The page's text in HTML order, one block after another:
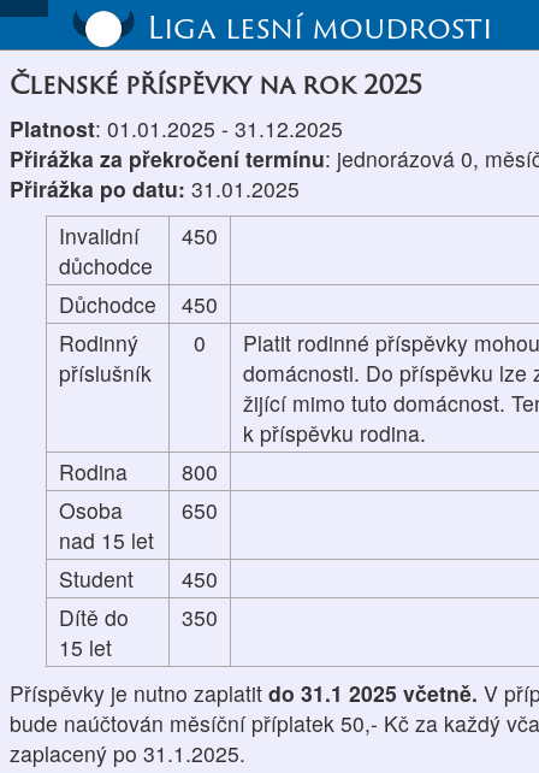
Liga lesní moudrosti
Členské příspěvky na rok 2025
Platnost: 01.01.2025 - 31.12.2025
Přirážka za překročení termínu: jednorázová 0,
Přirážka po datu: 31.01.2025
Invalidní
důchodce
450
Důchodce
450
Rodinný
příslušník
0
Platit rodinné příspěvky
domácnosti. Do příspěvku lze
žijící mimo tuto domácnost.
k příspěvku rodina.
Rodina
800
Osoba
nad 15 let
650
Student
450
Dítě do
15 let
350
Příspěvky je nutno zaplatit do 31.1 2025 včetně. V
bude naúčtován měsíční příplatek 50,- Kč za každý
zaplacený po 31.1.2025.